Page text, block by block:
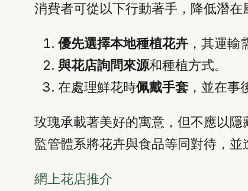
消費者可從以下行動著手，降低潛在
優先選擇本地種植花卉 ，其運輸
與花店詢問來源和種植方式。
在處理鮮花時佩戴手套，並在事
玫瑰承載著美好的寓意，但不應以
監管體系將花卉與食品等同對待，
網上花店推介